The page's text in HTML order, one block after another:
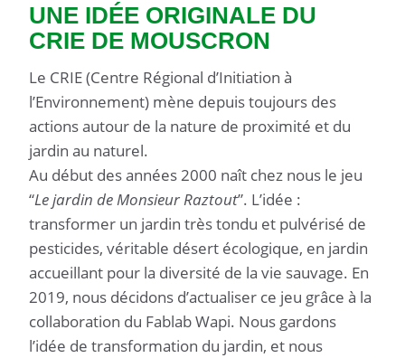
UNE IDÉE ORIGINALE DU
CRIE DE MOUSCRON
Le CRIE (Centre Régional d’Initiation à
l’Environnement) mène depuis toujours des
actions autour de la nature de proximité et du
jardin au naturel.
Au début des années 2000 naît chez nous le jeu
“Le jardin de Monsieur Raztout”. L’idée :
transformer un jardin très tondu et pulvérisé de
pesticides, véritable désert écologique, en jardin
accueillant pour la diversité de la vie sauvage. En
2019, nous décidons d’actualiser ce jeu grâce à la
collaboration du Fablab Wapi. Nous gardons
l’idée de transformation du jardin, et nous